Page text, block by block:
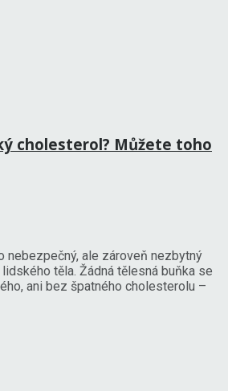
cholesterol? Můžete toho
nebezpečný, ale zároveň nezbytný
těla. Žádná tělesná buňka se
ani bez špatného cholesterolu –